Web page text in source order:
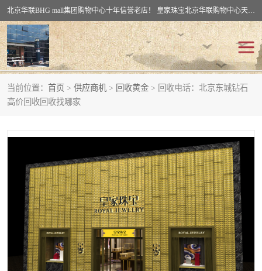
北京华联BHG mall集团购物中心十年信誉老店！ 皇家珠宝北京华联购物中心天时名苑店竭诚欢迎您。 北京市通州区（八通线）通州北苑地铁华联购物中心一层皇家珠宝 北京皇家珠宝通州黄金回收黄金首饰加工店（八通线: 通州北苑地铁华联店）：通州区通州北苑地铁华联购物中心一层皇家珠宝。
当前位置： 首页 > 供应商机 > 回收黄金 > 回收电话：北京东城钻石
高价回收回收找哪家
回收黄金
回收翡翠玉石